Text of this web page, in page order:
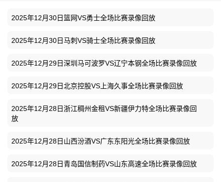
2025年12月30日篮网VS勇士全场比赛录像回放
2025年12月30日马刺VS骑士全场比赛录像回放
2025年12月29日深圳马可波罗VS辽宁本钢全场比赛录像回放
2025年12月29日北京控股VS上海久事全场比赛录像回放
2025年12月28日浙江稠州金租VS新疆伊力特全场比赛录像回
放
2025年12月28日山西汾酒VS广东东阳光全场比赛录像回放
2025年12月28日青岛国信制药VS山东高速全场比赛录像回放